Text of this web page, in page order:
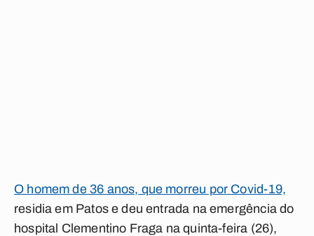
O homem de 36 anos, que morreu por Covid-19,
residia em Patos e deu entrada na emergência do
hospital Clementino Fraga na quinta-feira (26),